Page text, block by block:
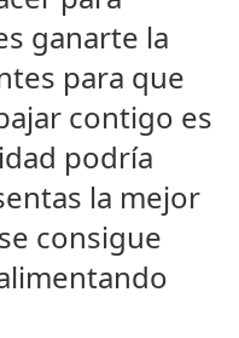
ganarte la
para que
contigo es
podría
la mejor
consigue